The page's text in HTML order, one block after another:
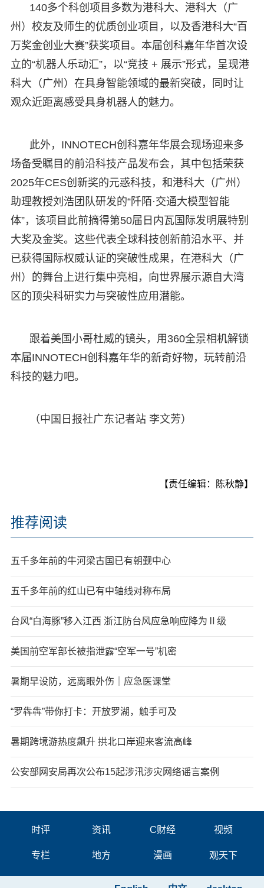
140多个科创项目多数为港科大、港科大（广
州）校友及师生的优质创业项目，以及香港科大“百
万奖金创业大赛”获奖项目。本届创科嘉年华首次设
立的“机器人乐动汇”，以“竞技 + 展示”形式，呈现港
科大（广州）在具身智能领域的最新突破，同时让
观众近距离感受具身机器人的魅力。
此外，INNOTECH创科嘉年华展会现场迎来多
场备受瞩目的前沿科技产品发布会，其中包括荣获
2025年CES创新奖的元惑科技，和港科大（广州）
助理教授刘浩团队研发的“阡陌·交通大模型智能
体”，该项目此前摘得第50届日内瓦国际发明展特别
大奖及金奖。这些代表全球科技创新前沿水平、并
已获得国际权威认证的突破性成果，在港科大（广
州）的舞台上进行集中亮相，向世界展示源自大湾
区的顶尖科研实力与突破性应用潜能。
跟着美国小哥杜威的镜头，用360全景相机解锁
本届INNOTECH创科嘉年华的新奇好物，玩转前沿
科技的魅力吧。
（中国日报社广东记者站 李文芳）
【责任编辑：陈秋静】
推荐阅读
五千多年前的牛河梁古国已有朝觐中心
五千多年前的红山已有中轴线对称布局
台风“白海豚”移入江西 浙江防台风应急响应降为Ⅱ级
美国前空军部长被指泄露“空军一号”机密
暑期早设防，远离眼外伤｜应急医课堂
“罗犇犇”带你打卡：开放罗湖，触手可及
暑期跨境游热度飙升 拱北口岸迎来客流高峰
公安部网安局再次公布15起涉汛涉灾网络谣言案例
时评 资讯 C财经 视频
专栏 地方 漫画 观天下